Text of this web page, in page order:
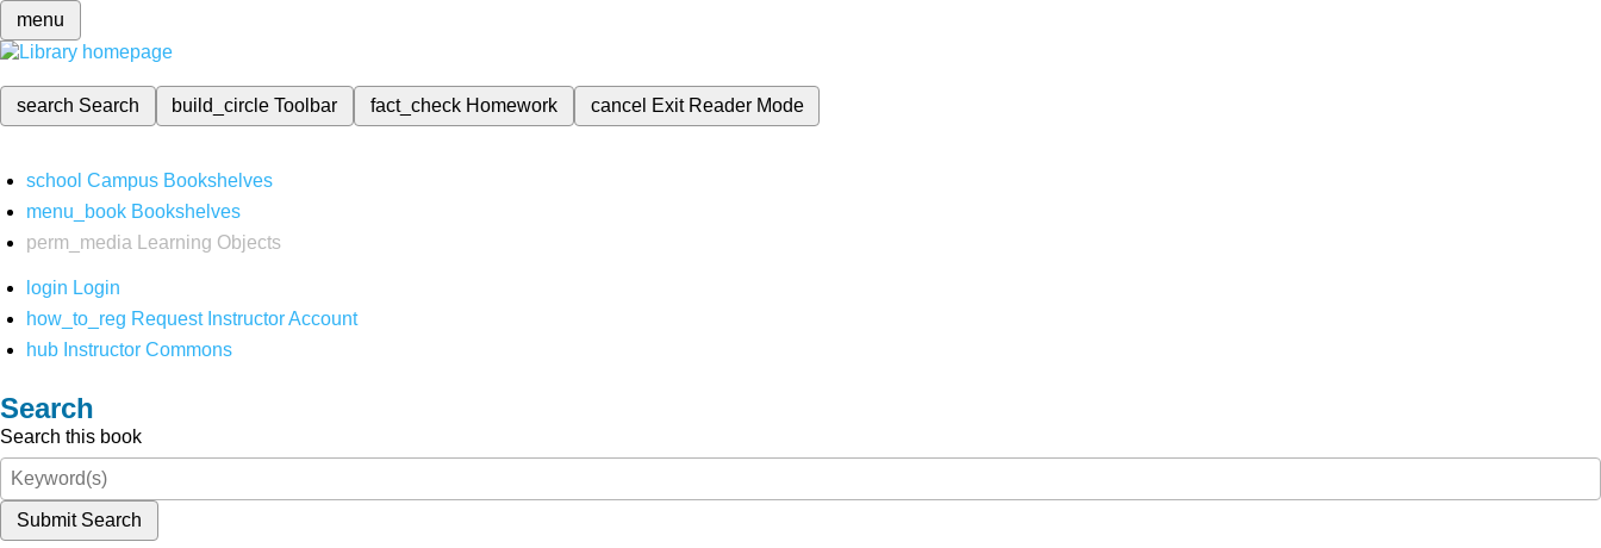
menu
search Search build_circleToolbar fact_check Homework cancel Exit Reader Mode
school Campus Bookshelves
menu_book Bookshelves
perm_media
Learning Objects
login Login
how_to_reg Request Instructor Account
hub Instructor Commons
Search
Search this book
Submit Search